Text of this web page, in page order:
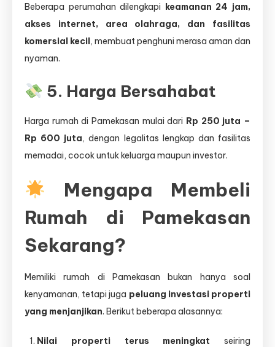
Beberapa perumahan dilengkapi keamanan 24 jam,
akses internet, area olahraga, dan fasilitas
komersial kecil, membuat penghuni merasa aman dan
nyaman.
5. Harga Bersahabat
Harga rumah di Pamekasan mulai dari Rp 250 juta –
Rp 600 juta, dengan legalitas lengkap dan fasilitas
memadai, cocok untuk keluarga maupun investor.
Mengapa Membeli
Rumah di Pamekasan
Sekarang?
Memiliki rumah di Pamekasan bukan hanya soal
kenyamanan, tetapi juga peluang investasi properti
yang menjanjikan. Berikut beberapa alasannya:
Nilai properti terus meningkat seiring